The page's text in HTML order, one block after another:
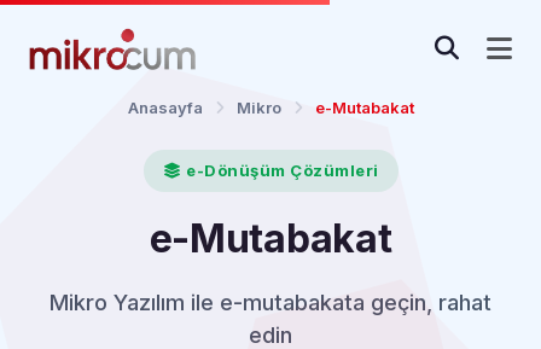
Anasayfa Mikro e-Mutabakat
e-Dönüşüm Çözümleri
e-Mutabakat
Mikro Yazılım ile e-mutabakata geçin, rahat
edin